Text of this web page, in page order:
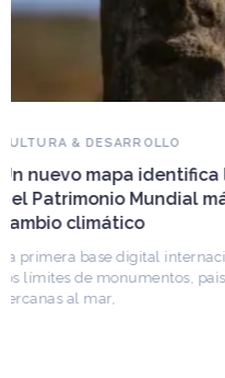
Falleció Ramón
patrimonio
Arquitecto, historiador e
CONICET, fundó el
de Arquitectura